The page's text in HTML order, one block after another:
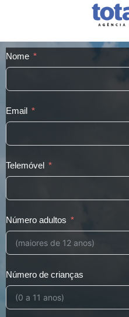
Nome
Email
Telemóvel
Número adultos
Número de crianças